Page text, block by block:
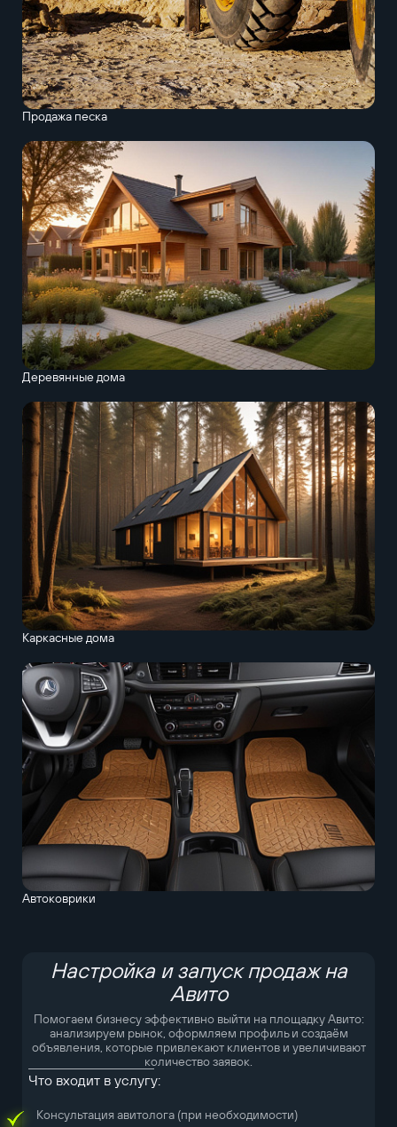
Продажа песка
Деревянные дома
Каркасные дома
Автоковрики
Настройка и запуск продаж на
Авито
Помогаем бизнесу эффективно выйти на площадку Авито:
анализируем рынок, оформляем профиль и создаём
объявления, которые привлекают клиентов и увеличивают
количество заявок.
Что входит в услугу:
Консультация авитолога (при необходимости)